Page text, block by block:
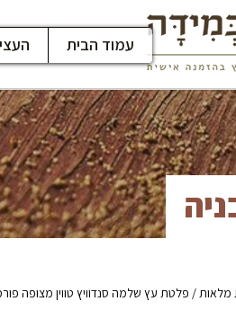
עמוד הבית
מלאות/ פלטת עץ שלמה סנדוויץ טווין מצופה פורמייקה בעובי 16.5